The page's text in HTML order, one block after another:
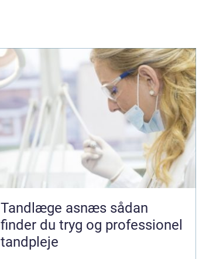
Tandlæge asnæs sådan
finder du tryg og professionel
tandpleje